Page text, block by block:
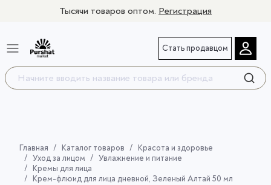
Тысячи товаров оптом. Регистрация
Стать продавцом
Главная Каталог товаров
Красота и здоровье
Уход за лицом
Увлажнение и питание
Кремы для лица
Крем-флюид для лица дневной, Зеленый Алтай 50 мл